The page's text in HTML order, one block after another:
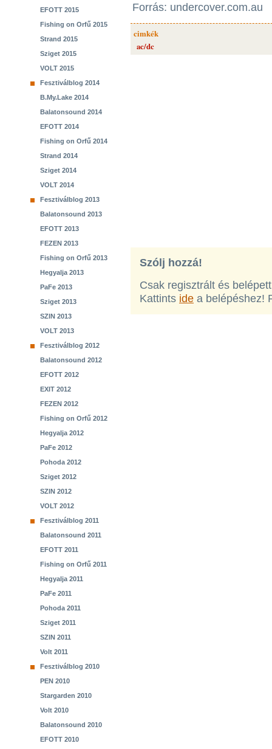
EFOTT 2015
Fishing on Orfű 2015
Strand 2015
Sziget 2015
VOLT 2015
Fesztiválblog 2014
B.My.Lake 2014
Balatonsound 2014
EFOTT 2014
Fishing on Orfű 2014
Strand 2014
Sziget 2014
VOLT 2014
Fesztiválblog 2013
Balatonsound 2013
EFOTT 2013
FEZEN 2013
Fishing on Orfű 2013
Hegyalja 2013
PaFe 2013
Sziget 2013
SZIN 2013
VOLT 2013
Fesztiválblog 2012
Balatonsound 2012
EFOTT 2012
EXIT 2012
FEZEN 2012
Fishing on Orfű 2012
Hegyalja 2012
PaFe 2012
Pohoda 2012
Sziget 2012
SZIN 2012
VOLT 2012
Fesztiválblog 2011
Balatonsound 2011
EFOTT 2011
Fishing on Orfű 2011
Hegyalja 2011
PaFe 2011
Pohoda 2011
Sziget 2011
SZIN 2011
Volt 2011
Fesztiválblog 2010
PEN 2010
Stargarden 2010
Volt 2010
Balatonsound 2010
EFOTT 2010
Forrás: undercover.com.au
cimkék
ac/dc
Szólj hozzá!
Csak regisztrált és
Kattints ide a belépéshez!